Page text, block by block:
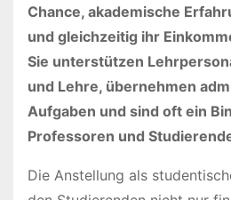
Chance, akademische
und gleichzeitig ihr
Sie unterstützen
und Lehre, übernehmen
Aufgaben und sind oft ein
Professoren und
Die Anstellung als